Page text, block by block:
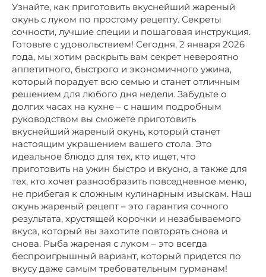
Узнайте, как приготовить вкуснейший жареный
окунь с луком по простому рецепту. Секреты
сочности, лучшие специи и пошаговая инструкция.
Готовьте с удовольствием! Сегодня, 2 января 2026
года, мы хотим раскрыть вам секрет невероятно
аппетитного, быстрого и экономичного ужина,
который порадует всю семью и станет отличным
решением для любого дня недели. Забудьте о
долгих часах на кухне – с нашим подробным
руководством вы сможете приготовить
вкуснейший жареный окунь, который станет
настоящим украшением вашего стола. Это
идеальное блюдо для тех, кто ищет, что
приготовить на ужин быстро и вкусно, а также для
тех, кто хочет разнообразить повседневное меню,
не прибегая к сложным кулинарным изыскам. Наш
окунь жареный рецепт – это гарантия сочного
результата, хрустящей корочки и незабываемого
вкуса, который вы захотите повторять снова и
снова. Рыба жареная с луком – это всегда
беспроигрышный вариант, который придется по
вкусу даже самым требовательным гурманам!